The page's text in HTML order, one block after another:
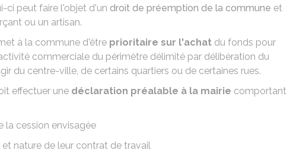
ci peut faire l'objet d'un droit de préemption de la commune et
ou un artisan.
à la commune d'être prioritaire sur l'achat du fonds pour
commerciale du périmètre délimité par délibération du
du centre-ville, de certains quartiers ou de certaines rues.
effectuer une déclaration préalable à la mairie comportant
la cession envisagée
et nature de leur contrat de travail